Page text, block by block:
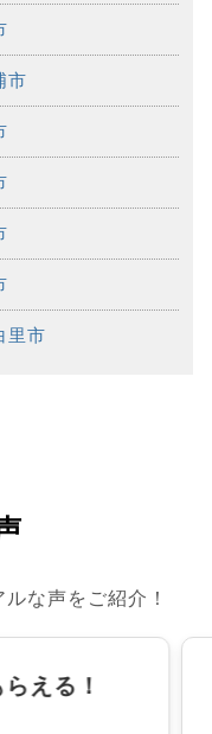
市
里市
な声をご紹介！
える！